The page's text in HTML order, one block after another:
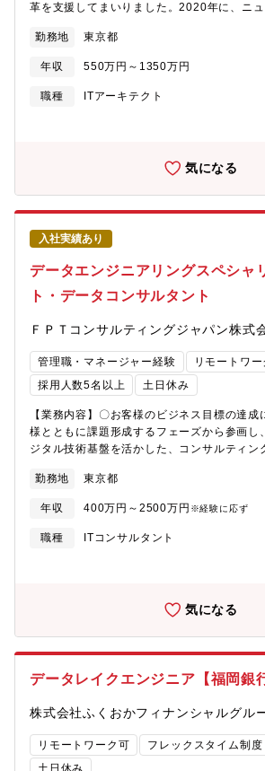
革を支援してまいりました。2020年に、ニ
Architecture（OSA）」を発表しており同担
「データアナリティクスエリア」ビジネスを
て、以下サービスを提供しています。・（ビ
SaaS型分析基盤サービス ※NTTデータの
関向け）ビッグデータ基盤コンサルティ
ョンアーキテクトやデリバリーエンジニアと
に関する案件において、プリセールス/コンサ
担当いただきます。スキル・経験・キャリア
インするプロジェクトや役割を決定いたしま
融分野となりますが、金融機関以外のお客様
担当いただくこともございます。【アピール
力）】・デジタルに意欲的なクライアントと
仕事デジタル技術の活用意欲が高く新たなビ
検討している顧客に対し、同社ソリューシ
は銀行ですが、銀行に眠るデータから付加価
か、他では経験できない案件に取り組むこと
関以外のお客様のプロジェクトをご担当いた
す。・上流から下流まで幅広く経験可能お客
段階から入り込み、製品比較やアーキテクチ
が可能です。また、開発フェーズにおいてプ
いただくことも可能です。・特定製品に縛ら
取り込み、顧客にとって最適な構成を取るこ
客にとっての最適な製品・サービスを組み合
あり、（特にデータ分析系の）先進技術に触
社にはHadoopのコミッタが在籍するなど、
い技術力を有しています。案件によっては
ことも可能です。・市場価値の高い人材にな
れらの経験を通じ、金融×ビッグデータ×クラ
ることが可能であり、市場価値の高い人材に
ールドを提供可能です。【参考情報】特にな
勤務地 東京都
年収 550万円～1350万円
職種
ITアーキテクト
気になる
入社実績あり
データエンジニアリングスペシャ
ト・データコンサルタント
ＦＰＴコンサルティングジャパン株式
管理職・マネージャー経験
リモートワー
採用人数5名以上
土日休み
【業務内容】〇お客様のビジネス目標の達成
様とともに課題形成するフェーズから参画し
ジタル技術基盤を活かした、コンサルティン
いただき、ビジネスとテクノロジーの橋渡し
様の課題解決や新規事業開発支援、社会課題
きます。【具体的な業務内容】・ETL/ELTや
のアーキテクチャデザイン・データガバナン
やアーキテクトとの連携など【主なクライア
です。・大手飲料メーカー、大手通信キャリ
社、大手電力会社、大手保険会社、大手信託
社、大手家電メーカー 等【会社、仕事の魅
ィングジャパン（FCJ）は、ベトナム最大級
マリットであるFPTグループのコンサルティ
て、2019年7月に設立されました。カスタマ
に、お客様に寄り添い、課題の特定・構想策
発・運用保守に至るまで、End to Endでビジ
成に貢献しています。ベトナムを基盤とした
そこから生まれる膨大なデータ、決済、物流
勤務地 東京都
年収 400万円～2500万円 ※経験に応ず
職種
ITコンサルタント
気になる
データレイクエンジニア【福岡銀
株式会社ふくおかフィナンシャルグル
リモートワーク可 フレックスタイム制度
土日休み